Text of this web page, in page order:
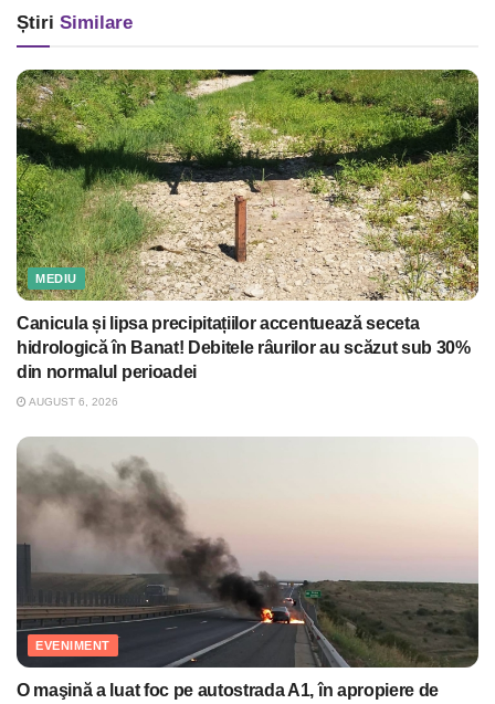
Știri Similare
MEDIU
Canicula și lipsa precipitațiilor accentuează seceta
hidrologică în Banat! Debitele râurilor au scăzut sub 30%
din normalul perioadei
AUGUST 6, 2026
EVENIMENT
O maşină a luat foc pe autostrada A1, în apropiere de